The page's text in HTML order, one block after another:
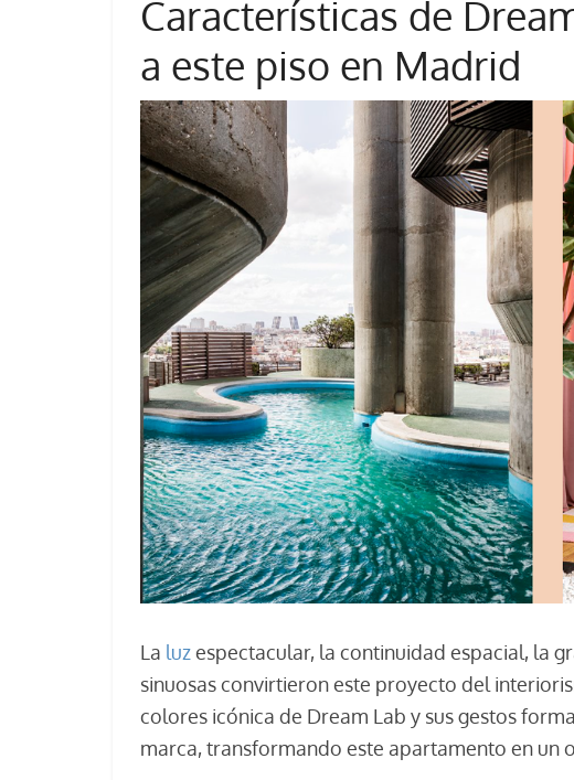
Características de
a este piso en Madrid
La luzespectacular, la continuidad espacial, la
sinuosas convirtieron este proyecto del
colores icónica de Dream Lab y sus gestos
marca, transformando este apartamento en un